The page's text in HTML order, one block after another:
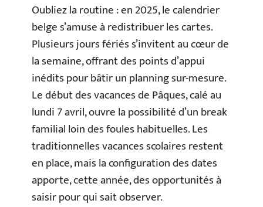
Oubliez la routine : en 2025, le calendrier
belge s’amuse à redistribuer les cartes.
Plusieurs jours fériés s’invitent au cœur de
la semaine, offrant des points d’appui
inédits pour bâtir un planning sur-mesure.
Le début des vacances de Pâques, calé au
lundi 7 avril, ouvre la possibilité d’un break
familial loin des foules habituelles. Les
traditionnelles vacances scolaires restent
en place, mais la configuration des dates
apporte, cette année, des opportunités à
saisir pour qui sait observer.